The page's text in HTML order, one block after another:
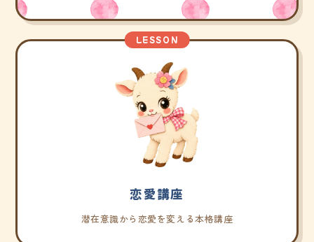
LESSON
恋愛講座
潜在意識から恋愛を変える本格講座